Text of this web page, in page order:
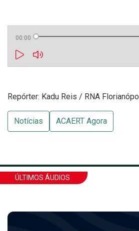
00:00
Repórter: Kadu Reis / RNA
Notícias ACAERT Agora
ÚLTIMOS ÁUDIOS